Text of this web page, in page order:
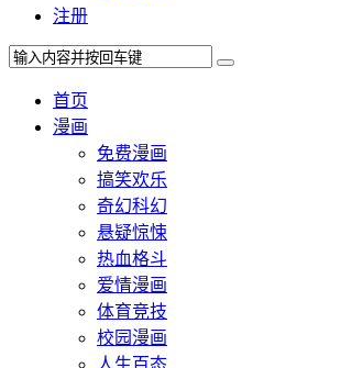
注册
首页
漫画
免费漫画
搞笑欢乐
奇幻科幻
悬疑惊悚
热血格斗
爱情漫画
体育竞技
校园漫画
人生百态